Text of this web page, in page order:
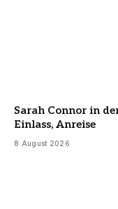
Sarah Connor in
Einlass, Anreise
8 August 2026